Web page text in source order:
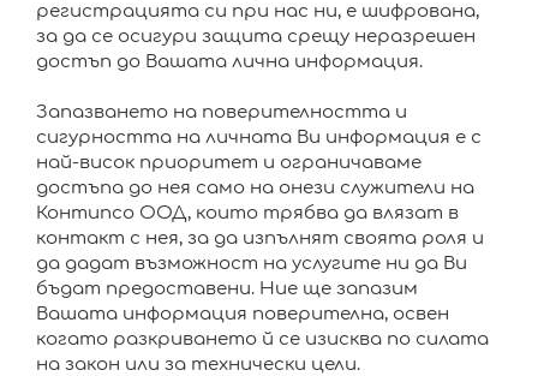
регистрацията си при нас ни, е шифрована,
за да се осигури защита срещу неразрешен
достъп до Вашата лична информация.
Запазването на поверителността и
сигурността на личната Ви информация е с
най-висок приоритет и ограничаваме
достъпа до нея само на онези служители на
Контипсо ООД, които трябва да влязат в
контакт с нея, за да изпълнят своята роля и
да дадат възможност на услугите ни да Ви
бъдат предоставени. Ние ще запазим
Вашата информация поверителна, освен
когато разкриването й се изисква по силата
на закон или за технически цели.